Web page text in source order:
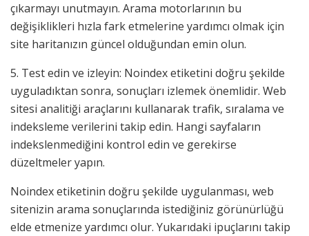
çıkarmayı unutmayın. Arama motorlarının bu
değişiklikleri hızla fark etmelerine yardımcı olmak için
site haritanızın güncel olduğundan emin olun.
5. Test edin ve izleyin: Noindex etiketini doğru şekilde
uyguladıktan sonra, sonuçları izlemek önemlidir. Web
sitesi analitiği araçlarını kullanarak trafik, sıralama ve
indeksleme verilerini takip edin. Hangi sayfaların
indekslenmediğini kontrol edin ve gerekirse
düzeltmeler yapın.
Noindex etiketinin doğru şekilde uygulanması, web
sitenizin arama sonuçlarında istediğiniz görünürlüğü
elde etmenize yardımcı olur. Yukarıdaki ipuçlarını takip